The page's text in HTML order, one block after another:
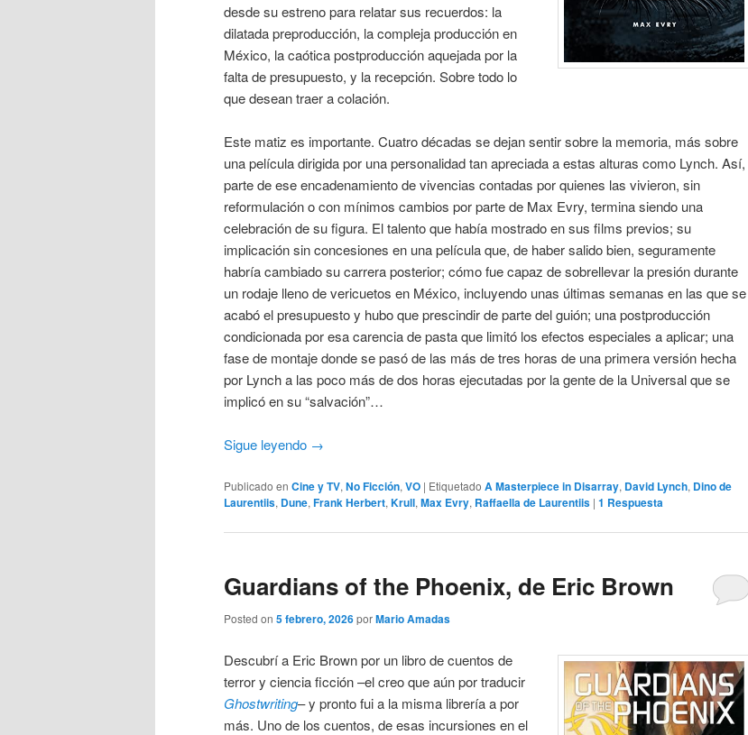
desde su estreno para relatar sus recuerdos: la
dilatada preproducción, la compleja producción en
México, la caótica postproducción aquejada por la
falta de presupuesto, y la recepción. Sobre todo lo
que desean traer a colación.
Este matiz es importante. Cuatro décadas se dejan sentir sobre la memoria, más sobre
una película dirigida por una personalidad tan apreciada a estas alturas como Lynch. Así,
parte de ese encadenamiento de vivencias contadas por quienes las vivieron, sin
reformulación o con mínimos cambios por parte de Max Evry, termina siendo una
celebración de su figura. El talento que había mostrado en sus films previos; su
implicación sin concesiones en una película que, de haber salido bien, seguramente
habría cambiado su carrera posterior; cómo fue capaz de sobrellevar la presión durante
un rodaje lleno de vericuetos en México, incluyendo unas últimas semanas en las que se
acabó el presupuesto y hubo que prescindir de parte del guión; una postproducción
condicionada por esa carencia de pasta que limitó los efectos especiales a aplicar; una
fase de montaje donde se pasó de las más de tres horas de una primera versión hecha
por Lynch a las poco más de dos horas ejecutadas por la gente de la Universal que se
implicó en su “salvación”…
Sigue leyendo →
Publicado en Cine y TV, No Ficción, VO | Etiquetado A Masterpiece in Disarray, David Lynch, Dino de
Laurentiis, Dune, Frank Herbert, Krull, Max Evry, Raffaella de Laurentiis | 1 Respuesta
Guardians of the Phoenix, de Eric Brown
Posted on 5 febrero, 2026porMario Amadas
Descubrí a Eric Brown por un libro de cuentos de
terror y ciencia ficción –el creo que aún por traducir
Ghostwriting– y pronto fui a la misma librería a por
más. Uno de los cuentos, de esas incursiones en el